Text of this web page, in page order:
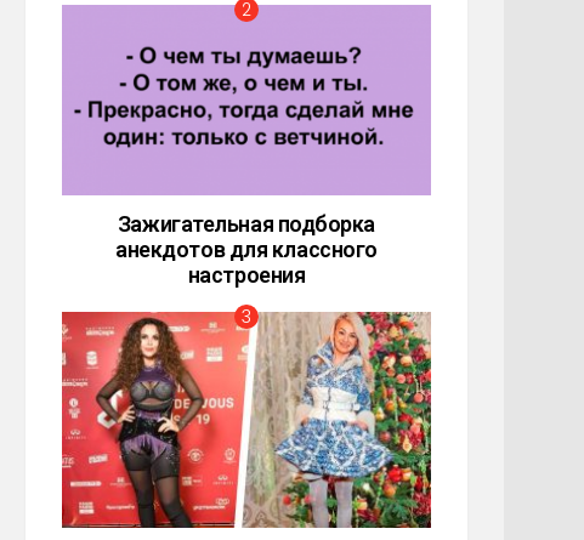
Зажигательная подборка
анекдотов для классного
настроения